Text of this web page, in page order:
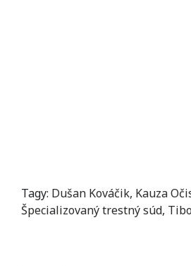
Tagy: Dušan Kováčik, Kauza
Špecializovaný trestný súd,